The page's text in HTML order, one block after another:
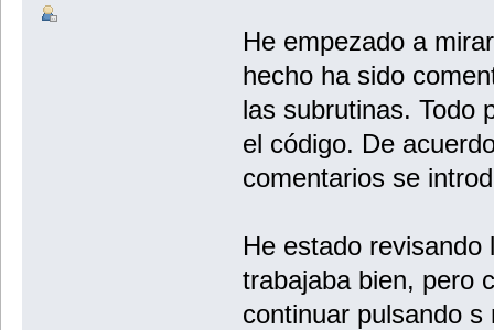
He empezado a
hecho ha sido
las subrutinas. Todo
el código. De
comentarios se
He estado
trabajaba bien, pero
continuar pulsando